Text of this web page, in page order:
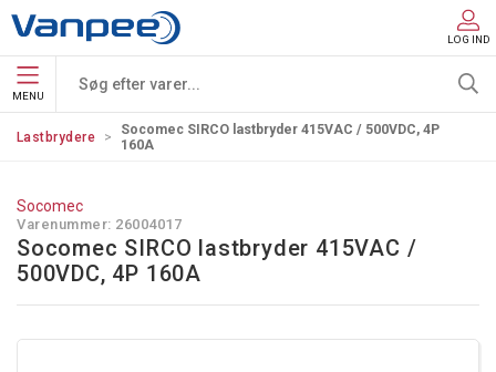
LOG IND
MENU
Lastbrydere
Socomec SIRCO lastbryder 415VAC / 500VDC, 4P
160A
Socomec
Varenummer: 26004017
Socomec SIRCO lastbryder 415VAC /
500VDC, 4P 160A